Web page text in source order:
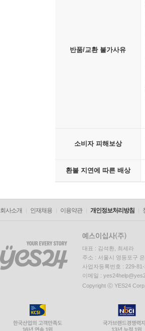
반품/교환 불가사유
소비자 피해보상
환불 지연에 따른 배상
회사소개 인재채용 이용약관 개인정보처리방침
대표 : 김석환, 최세라
주소 : 서울시 영등포구
사업자등록번호 : 229-
이메일 :
Copyright ⓒ YES24